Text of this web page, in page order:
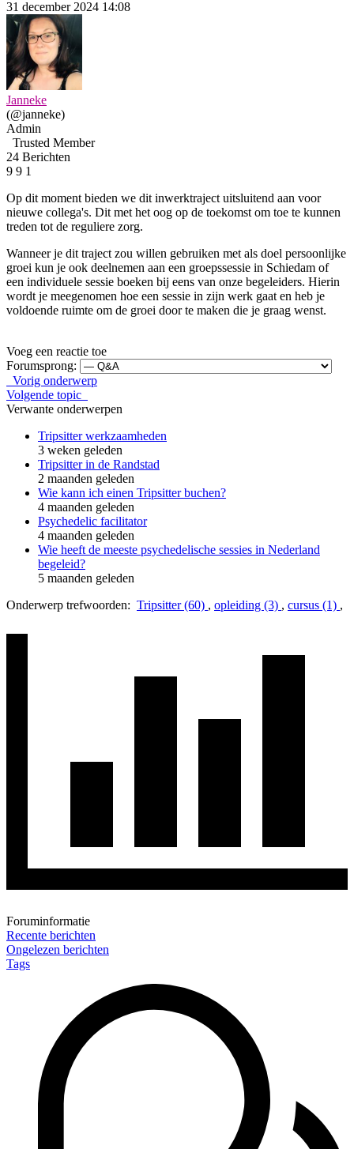
31 december 2024 14:08
Janneke
(@janneke)
Admin
Trusted Member
24 Berichten
9 9 1
Op dit moment bieden we dit inwerktraject uitsluitend aan voor
nieuwe collega's. Dit met het oog op de toekomst om toe te kunnen
treden tot de reguliere zorg.
Wanneer je dit traject zou willen gebruiken met als doel persoonlijke
groei kun je ook deelnemen aan een groepssessie in Schiedam of
een individuele sessie boeken bij eens van onze begeleiders. Hierin
wordt je meegenomen hoe een sessie in zijn werk gaat en heb je
voldoende ruimte om de groei door te maken die je graag wenst.
Voeg een reactie toe
Forumsprong:
Vorig onderwerp
Volgende topic
Verwante onderwerpen
Tripsitter werkzaamheden
3 weken geleden
Tripsitter in de Randstad
2 maanden geleden
Wie kann ich einen Tripsitter buchen?
4 maanden geleden
Psychedelic facilitator
4 maanden geleden
Wie heeft de meeste psychedelische sessies in Nederland
begeleid?
5 maanden geleden
Onderwerp trefwoorden: Tripsitter (60) , opleiding (3) , cursus (1) ,
Foruminformatie
Recente berichten
Ongelezen berichten
Tags